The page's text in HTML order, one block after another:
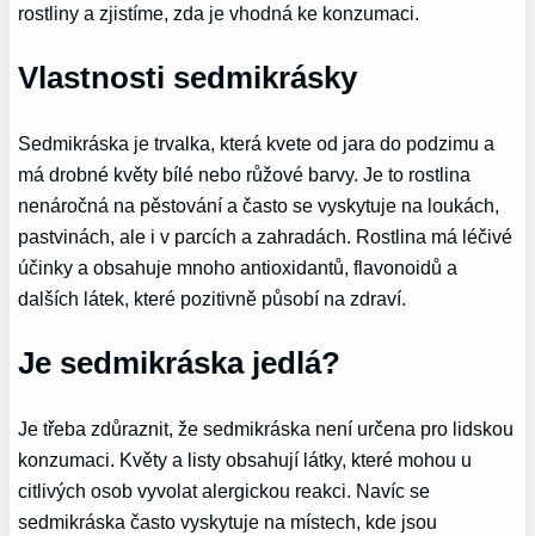
rostliny a zjistíme, zda je vhodná ke konzumaci.
Vlastnosti sedmikrásky
Sedmikráska je trvalka, která kvete od jara do podzimu a
má drobné květy bílé nebo růžové barvy. Je to rostlina
nenáročná na pěstování a často se vyskytuje na loukách,
pastvinách, ale i v parcích a zahradách. Rostlina má léčivé
účinky a obsahuje mnoho antioxidantů, flavonoidů a
dalších látek, které pozitivně působí na zdraví.
Je sedmikráska jedlá?
Je třeba zdůraznit, že sedmikráska není určena pro lidskou
konzumaci. Květy a listy obsahují látky, které mohou u
citlivých osob vyvolat alergickou reakci. Navíc se
sedmikráska často vyskytuje na místech, kde jsou